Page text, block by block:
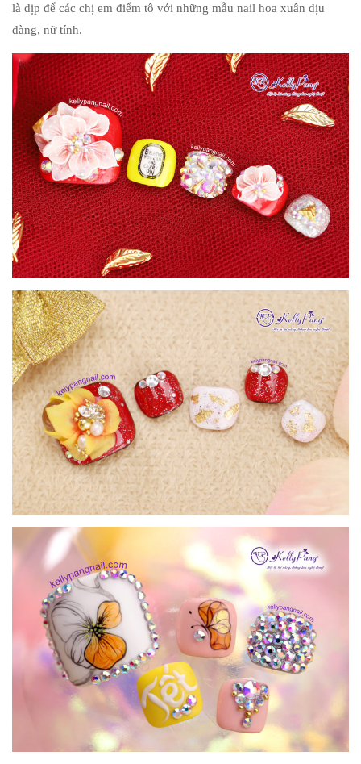
là dịp để các chị em điểm tô với những mẫu nail hoa xuân dịu
dàng, nữ tính.